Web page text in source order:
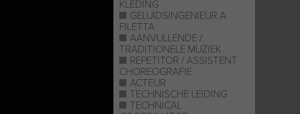
KLEDING
GELUIDSINGENIEUR A
FILETTA
AANVULLENDE /
TRADITIONELE MUZIEK
REPETITOR / ASSISTENT
CHOREOGRAFIE
ACTEUR
TECHNISCHE LEIDING
TECHNICAL